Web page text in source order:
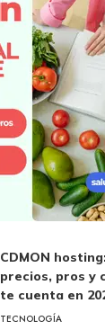
CDMON
precios, pros y
te cuenta en
TECNOLOGÍA